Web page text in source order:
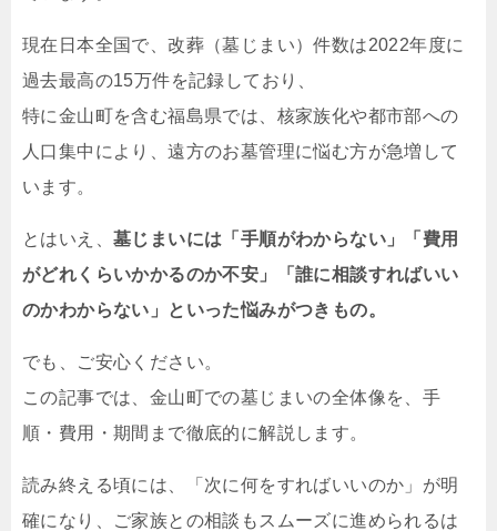
現在日本全国で、改葬（墓じまい）件数は2022年度に
過去最高の15万件を記録しており、
特に金山町を含む福島県では、核家族化や都市部への
人口集中により、遠方のお墓管理に悩む方が急増して
います。
とはいえ、 墓じまいには「手順がわからない」「費用
がどれくらいかかるのか不安」「誰に相談すればいい
のかわからない」といった悩みがつきもの。
でも、ご安心ください。
この記事では、金山町での墓じまいの全体像を、手
順・費用・期間まで徹底的に解説します。
読み終える頃には、「次に何をすればいいのか」が明
確になり、ご家族との相談もスムーズに進められるは